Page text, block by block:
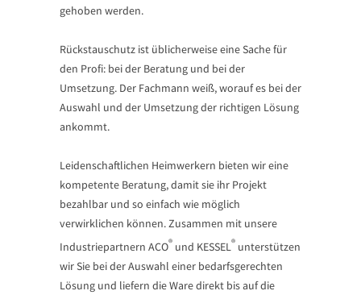
gehoben werden.
Rückstauschutz ist üblicherweise eine Sache für
den Profi: bei der Beratung und bei der
Umsetzung. Der Fachmann weiß, worauf es bei der
Auswahl und der Umsetzung der richtigen Lösung
ankommt.
Leidenschaftlichen Heimwerkern bieten wir eine
kompetente Beratung, damit sie ihr Projekt
bezahlbar und so einfach wie möglich
verwirklichen können. Zusammen mit unsere
Industriepartnern ACO® und KESSEL® unterstützen
wir Sie bei der Auswahl einer bedarfsgerechten
Lösung und liefern die Ware direkt bis auf die